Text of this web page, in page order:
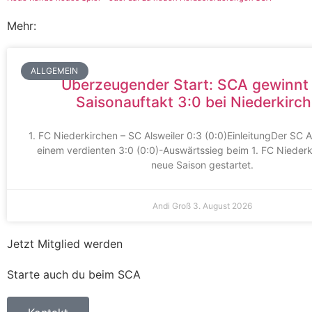
Mehr:
ALLGEMEIN
Überzeugender Start: SCA gewinnt
Saisonauftakt 3:0 bei
1. FC Niederkirchen – SC Alsweiler 0:3 (0:0)EinleitungDer SC
einem verdienten 3:0 (0:0)-Auswärtssieg beim 1. FC
neue Saison gestartet.
Andi Groß 3. August 2026
Jetzt Mitglied werden
Starte auch du beim SCA